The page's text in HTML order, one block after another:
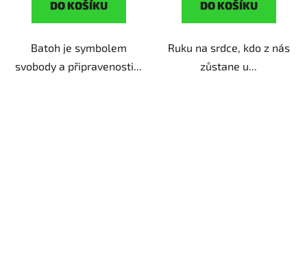
DO KOŠÍKU
Batoh je symbolem
svobody a připravenosti...
DO KOŠÍKU
Ruku na srdce, kdo z nás
zůstane u...